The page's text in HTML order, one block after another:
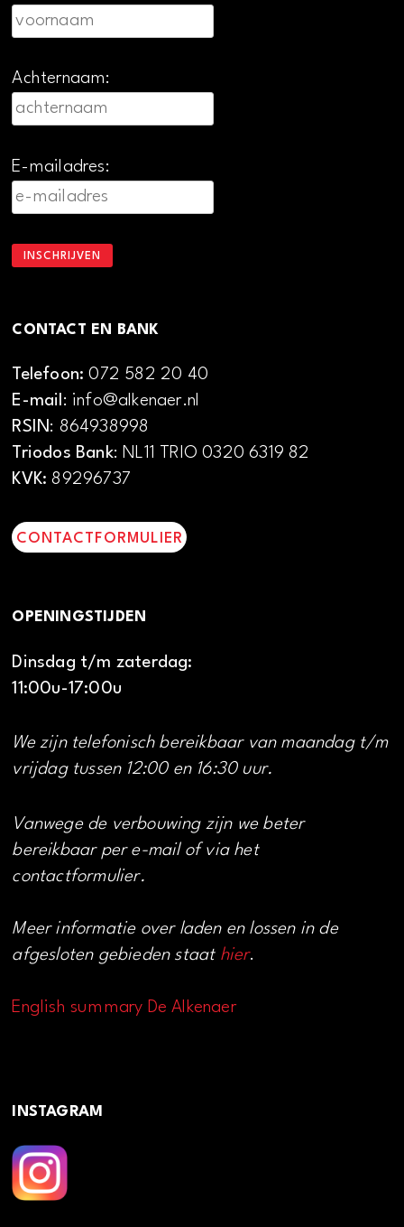
Achternaam:
E-mailadres:
CONTACT EN BANK
Telefoon:072 582 20 40
E-mail: info@alkenaer.nl
RSIN: 864938998
Triodos Bank: NL11 TRIO 0320 6319 82
KVK: 89296737
CONTACTFORMULIER
OPENINGSTIJDEN
Dinsdag t/m zaterdag:
11:00u-17:00u
We zijn telefonisch bereikbaar van maandag t/m
vrijdag tussen 12:00 en 16:30 uur.
Vanwege de verbouwing zijn we beter
bereikbaar per e-mail of via het
contactformulier.
Meer informatie over laden en lossen in de
afgesloten gebieden staat hier.
English summary De Alkenaer
INSTAGRAM